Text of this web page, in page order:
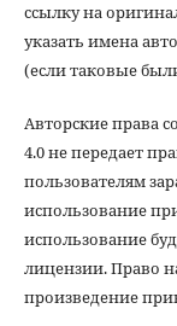
ссылку на
указать имена
(если таковые
Авторские права
4.0 не передает
пользователям
использование
использование
лицензии. Право
произведение